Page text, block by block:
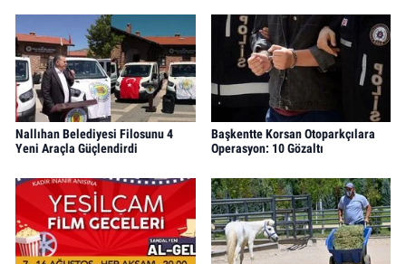
Nallıhan Belediyesi Filosunu 4
Yeni Araçla Güçlendirdi
Başkentte Korsan Otoparkçılara
Operasyon: 10 Gözaltı